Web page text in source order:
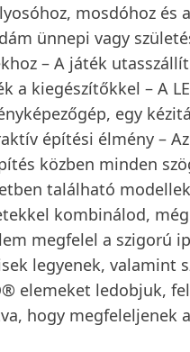
mosdóhoz és
ünnepi vagy
– A játék
a kiegészítőkkel – A
egy
építési élmény –
közben minden
található
kombinálod,
megfelel a szigorú
legyenek, valamint
elemeket ledobjuk,
hogy megfeleljenek